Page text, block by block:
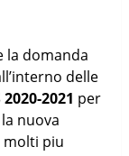
la domanda
delle
2021 per
nuova
molti piu